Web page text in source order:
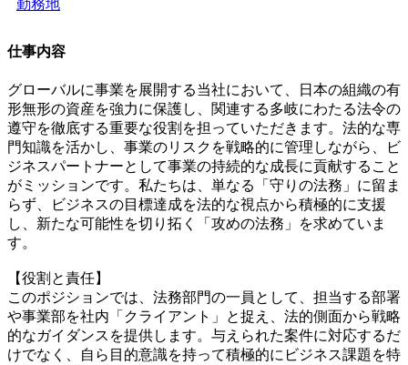
勤務地
仕事内容
グローバルに事業を展開する当社において、日本の組織の有
形無形の資産を強力に保護し、関連する多岐にわたる法令の
遵守を徹底する重要な役割を担っていただきます。法的な専
門知識を活かし、事業のリスクを戦略的に管理しながら、ビ
ジネスパートナーとして事業の持続的な成長に貢献すること
がミッションです。私たちは、単なる「守りの法務」に留ま
らず、ビジネスの目標達成を法的な視点から積極的に支援
し、新たな可能性を切り拓く「攻めの法務」を求めていま
す。
【役割と責任】
このポジションでは、法務部門の一員として、担当する部署
や事業部を社内「クライアント」と捉え、法的側面から戦略
的なガイダンスを提供します。与えられた案件に対応するだ
けでなく、自ら目的意識を持って積極的にビジネス課題を特